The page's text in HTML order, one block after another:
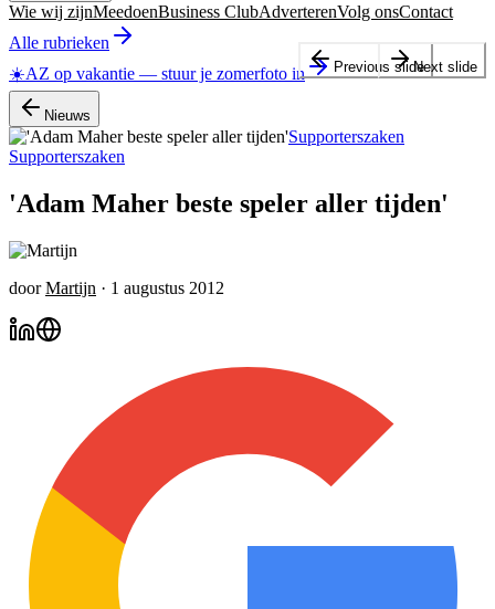
Wie wij zijnMeedoenBusiness ClubAdverterenVolg onsContact
Alle rubrieken
☀️AZ op vakantie — stuur je zomerfoto in
Nieuws
Supporterszaken
Supporterszaken
'Adam Maher beste speler aller tijden'
door Martijn · 1 augustus 2012
Previous slideNext slide